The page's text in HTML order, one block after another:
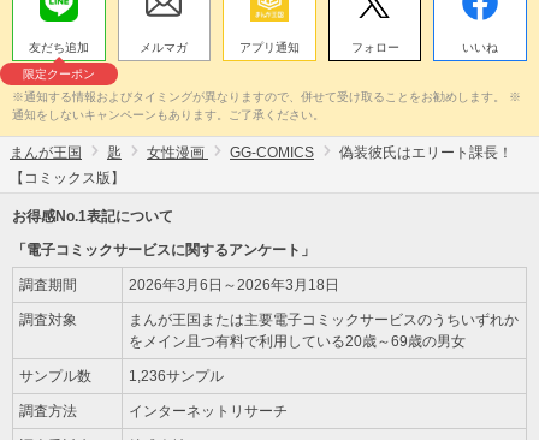
友だち追加
限定クーポン
メルマガ アプリ通知 フォロー いいね
※通知する情報およびタイミングが異なりますので、併せて受け取ることをお勧めします。 ※
通知をしないキャンペーンもあります。ご了承ください。
まんが王国 匙 女性漫画 GG-COMICS
偽装彼氏はエリート課長！
【コミックス版】
お得感No.1表記について
「電子コミックサービスに関するアンケート」
調査期間 2026年3月6日～2026年3月18日
調査対象
まんが王国または主要電子コミックサービスのうちいずれか
をメイン且つ有料で利用している20歳～69歳の男女
サンプル数 1,236サンプル
調査方法 インターネットリサーチ